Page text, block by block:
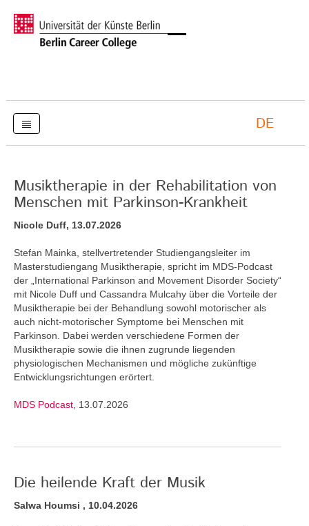
DE
Musiktherapie in der Rehabilitation von
Menschen mit Parkinson-Krankheit
Nicole Duff, 13.07.2026
Stefan Mainka, stellvertretender Studiengangsleiter im
Masterstudiengang Musiktherapie, spricht im MDS-Podcast
der „International Parkinson and Movement Disorder Society“
mit Nicole Duff und Cassandra Mulcahy über die Vorteile der
Musiktherapie bei der Behandlung sowohl motorischer als
auch nicht-motorischer Symptome bei Menschen mit
Parkinson. Dabei werden verschiedene Formen der
Musiktherapie sowie die ihnen zugrunde liegenden
physiologischen Mechanismen und mögliche zukünftige
Entwicklungsrichtungen erörtert.
MDS Podcast , 13.07.2026
Die heilende Kraft der Musik
Salwa Houmsi , 10.04.2026